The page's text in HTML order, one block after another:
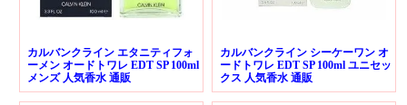
カルバンクライン エタニティフォ
ーメン オードトワレ EDT SP 100ml
メンズ 人気香水 通販
カルバンクライン シーケーワン オ
ードトワレ EDT SP 100ml ユニセッ
クス 人気香水 通販